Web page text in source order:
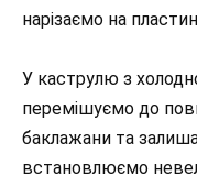
нарізаємо на
У каструлю з
перемішуємо до
баклажани та
встановлюємо